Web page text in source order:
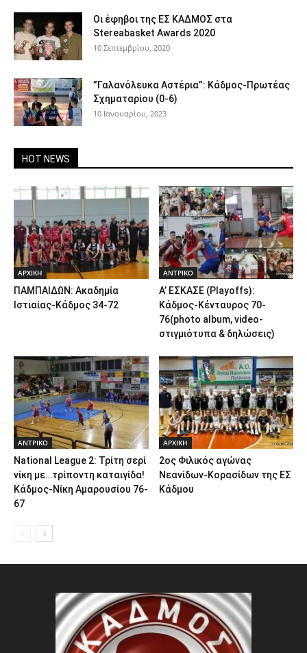
Οι έφηβοι της ΕΣ ΚΑΔΜΟΣ στα
Stereabasket Awards 2020
10 Σεπτεμβρίου, 2020
”Γαλανόλευκα Αστέρια”: Κάδμος-Πρωτέας
Σχηματαρίου (0-6)
10 Ιανουαρίου, 2023
HOT NEWS
ΑΡΧΙΚΗ
ΠΑΜΠΑΙΔΩΝ: Ακαδημία
Ιστιαίας-Κάδμος 34-72
ΑΝTΡΙΚΟ
Α’ ΕΣΚΑΣΕ (Playoffs):
Κάδμος-Κένταυρος 70-
76(photo album, video-
στιγμιότυπα & δηλώσεις)
ΑΝTΡΙΚΟ
National League 2: Τρίτη σερί
νίκη με…τρίποντη καταιγίδα!
Κάδμος-Νίκη Αμαρουσίου 76-
67
ΑΡΧΙΚΗ
2ος Φιλικός αγώνας
Νεανίδων-Κορασίδων της ΕΣ
Κάδμου